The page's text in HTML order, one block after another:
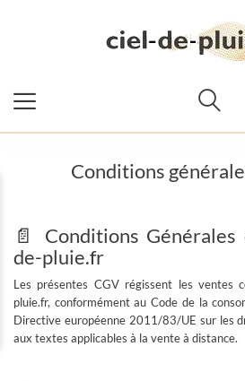
Conditions
📄 Conditions
de-pluie.fr
Les présentes CGV régissent les ventes
pluie.fr, conformément auCode de la
Directive européenne 2011/83/UE sur les
aux textes applicables à la vente à distance.